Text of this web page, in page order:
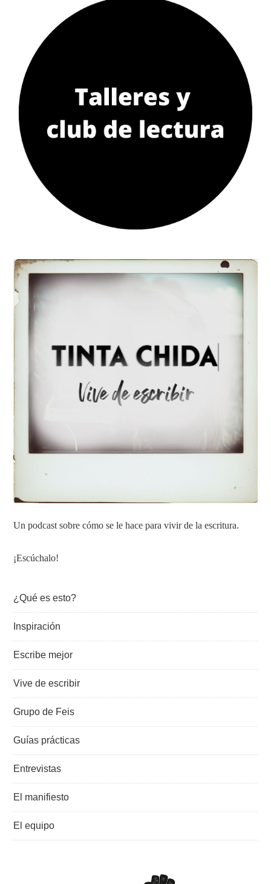
Un podcast sobre cómo se le hace para vivir de la escritura.
¡Escúchalo!
¿Qué es esto?
Inspiración
Escribe mejor
Vive de escribir
Grupo de Feis
Guías prácticas
Entrevistas
El manifiesto
El equipo